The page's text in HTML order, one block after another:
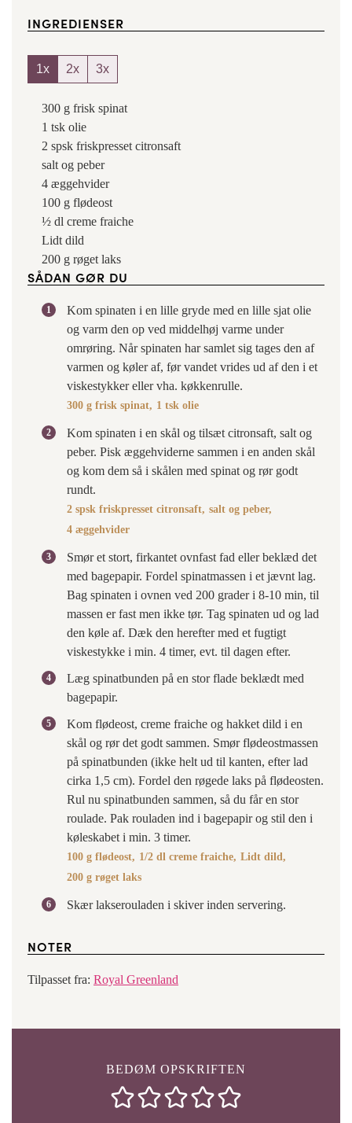
INGREDIENSER
1x 2x 3x
300 g frisk spinat
1 tsk olie
2 spsk friskpresset citronsaft
salt og peber
4 æggehvider
100 g flødeost
½ dl creme fraiche
Lidt dild
200 g røget laks
SÅDAN GØR DU
Kom spinaten i en lille gryde med en lille sjat olie
og varm den op ved middelhøj varme under
omrøring. Når spinaten har samlet sig tages den af
varmen og køler af, før vandet vrides ud af den i et
viskestykker eller vha. køkkenrulle.
300 g frisk spinat, 1 tsk olie
Kom spinaten i en skål og tilsæt citronsaft, salt og
peber. Pisk æggehviderne sammen i en anden skål
og kom dem så i skålen med spinat og rør godt
rundt.
2 spsk friskpresset citronsaft, salt og peber,
4 æggehvider
Smør et stort, firkantet ovnfast fad eller beklæd det
med bagepapir. Fordel spinatmassen i et jævnt lag.
Bag spinaten i ovnen ved 200 grader i 8-10 min, til
massen er fast men ikke tør. Tag spinaten ud og lad
den køle af. Dæk den herefter med et fugtigt
viskestykke i min. 4 timer, evt. til dagen efter.
Læg spinatbunden på en stor flade beklædt med
bagepapir.
Kom flødeost, creme fraiche og hakket dild i en
skål og rør det godt sammen. Smør flødeostmassen
på spinatbunden (ikke helt ud til kanten, efter lad
cirka 1,5 cm). Fordel den røgede laks på flødeosten.
Rul nu spinatbunden sammen, så du får en stor
roulade. Pak rouladen ind i bagepapir og stil den i
køleskabet i min. 3 timer.
100 g flødeost, 1/2 dl creme fraiche, Lidt dild,
200 g røget laks
Skær lakserouladen i skiver inden servering.
NOTER
Tilpasset fra: Royal Greenland
BEDØM OPSKRIFTEN